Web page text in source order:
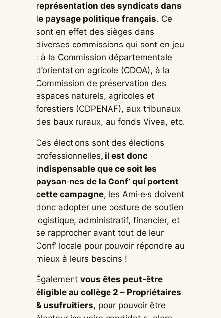
représentation des syndicats dans
le paysage politique français. Ce
sont en effet des sièges dans
diverses commissions qui sont en jeu
: à la Commission départementale
d’orientation agricole (CDOA), à la
Commission de préservation des
espaces naturels, agricoles et
forestiers (CDPENAF), aux tribunaux
des baux ruraux, au fonds Vivea, etc.
Ces élections sont des élections
professionnelles, il est donc
indispensable que ce soit les
paysan·nes de la Conf’ qui portent
cette campagne, les Ami·e·s doivent
donc adopter une posture de soutien
logistique, administratif, financier, et
se rapprocher avant tout de leur
Conf’ locale pour pouvoir répondre au
mieux à leurs besoins !
Également vous êtes peut-être
éligible au collège 2 – Propriétaires
& usufruitiers, pour pouvoir être